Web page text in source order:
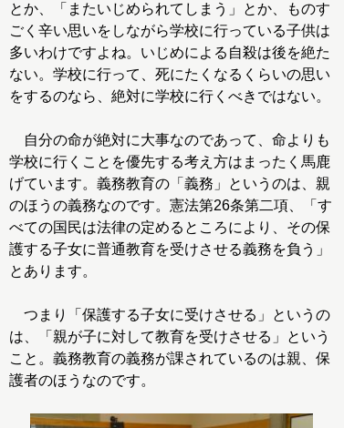
とか、「またいじめられてしまう」とか、ものす
ごく辛い思いをしながら学校に行っている子供は
多いわけですよね。いじめによる自殺は後を絶た
ない。学校に行って、死にたくなるくらいの思い
をするのなら、絶対に学校に行くべきではない。
自分の命が絶対に大事なのであって、命よりも
学校に行くことを優先する考え方はまったく馬鹿
げています。義務教育の「義務」というのは、親
のほうの義務なのです。憲法第26条第二項、「す
べての国民は法律の定めるところにより、その保
護する子女に普通教育を受けさせる義務を負う」
とあります。
つまり「保護する子女に受けさせる」というの
は、「親が子に対して教育を受けさせる」という
こと。義務教育の義務が課されているのは親、保
護者のほうなのです。